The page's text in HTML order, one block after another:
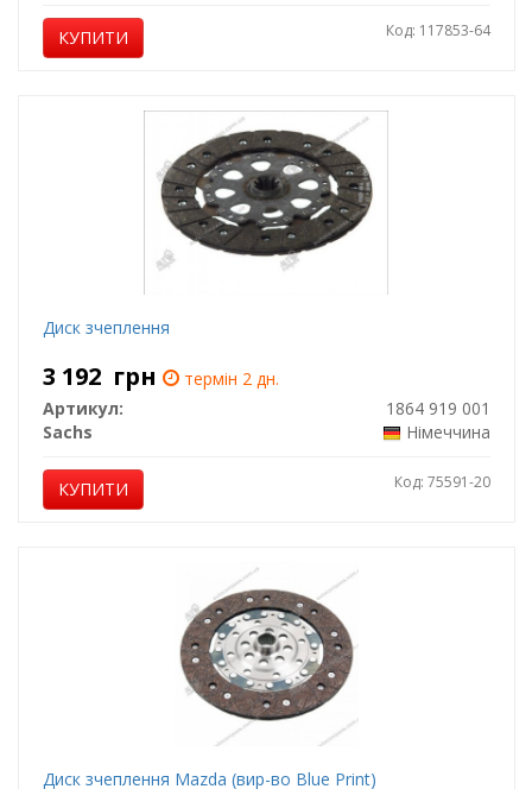
КУПИТИ Код: 117853-64
Диск зчеплення
3 192 грн
термін 2 дн.
Артикул:
1864 919 001
Sachs
Німеччина
КУПИТИ Код: 75591-20
Диск зчеплення Mazda (вир-во Blue Print)